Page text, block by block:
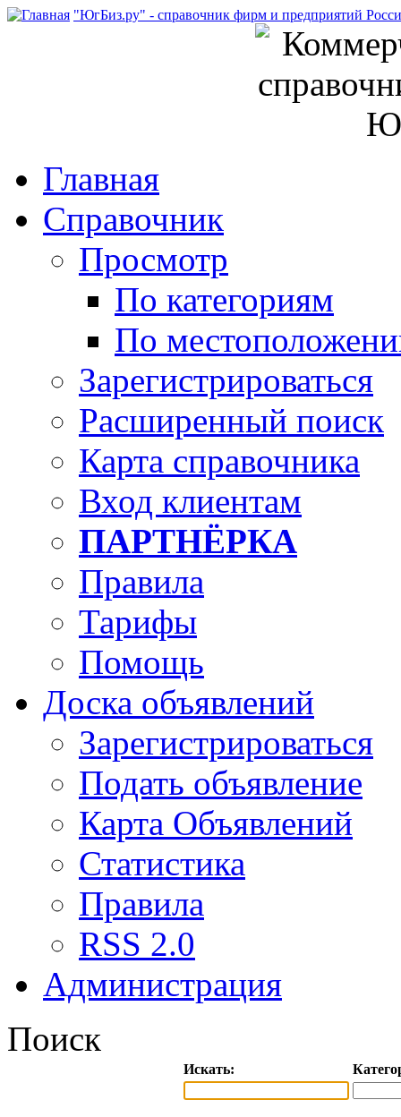
"ЮгБиз.ру" - справочник фирм и предприятий
Главная
Справочник
Просмотр
По категориям
По
Зарегистрироваться
Расширенный поиск
Карта справочника
Вход клиентам
ПАРТНЁРКА
Правила
Тарифы
Помощь
Доска объявлений
Зарегистрироваться
Подать объявление
Карта Объявлений
Статистика
Правила
RSS 2.0
Администрация
Поиск
Искать: